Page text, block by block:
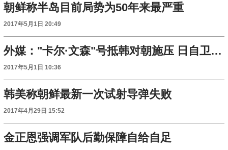
朝鲜称半岛目前局势为50年来最严重
2017年5月1日 20:49
外媒："卡尔·文森"号抵韩对朝施压 日自卫队趁机蠢蠢欲动
2017年5月1日 10:36
韩美称朝鲜最新一次试射导弹失败
2017年4月29日 15:52
金正恩强调军队后勤保障自给自足